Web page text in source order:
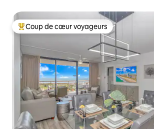
Coups de cœur voyageurs les plus
Coup de cœur voyageurs